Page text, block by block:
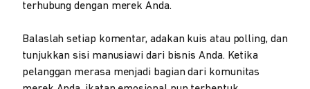
terhubung dengan merek Anda.
Balaslah setiap komentar, adakan kuis atau polling, dan
tunjukkan sisi manusiawi dari bisnis Anda. Ketika
pelanggan merasa menjadi bagian dari komunitas